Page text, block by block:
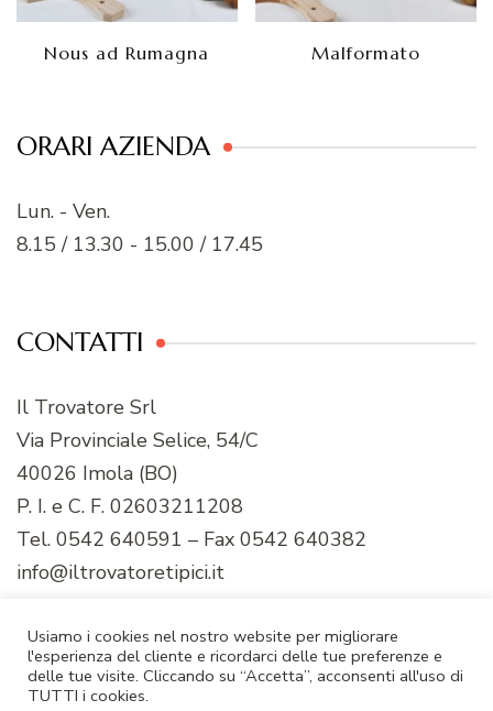
Nous ad Rumagna Malformato
ORARI AZIENDA
Lun. - Ven.
8.15 / 13.30 - 15.00 / 17.45
CONTATTI
Il Trovatore Srl
Via Provinciale Selice, 54/C
40026 Imola (BO)
P. I. e C. F. 02603211208
Tel. 0542 640591 – Fax 0542 640382
info@iltrovatoretipici.it
© Copyright 2026
Usiamo i cookies nel nostro website per migliorare
l'esperienza del cliente e ricordarci delle tue preferenze e
delle tue visite. Cliccando su “Accetta”, acconsenti all'uso di
TUTTI i cookies.